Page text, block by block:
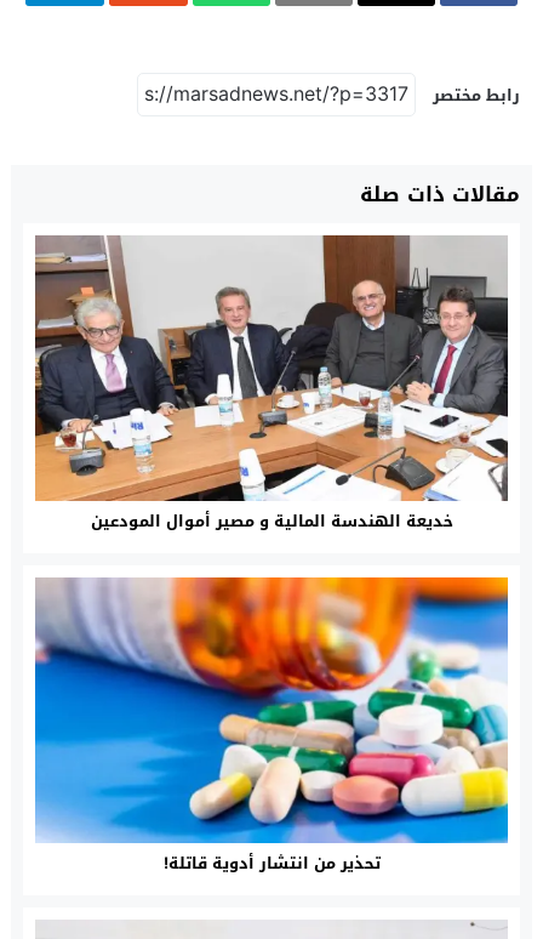
رابط مختصر
مقالات ذات صلة
خديعة الهندسة المالية و مصير أموال المودعين
تحذير من انتشار أدوية قاتلة!